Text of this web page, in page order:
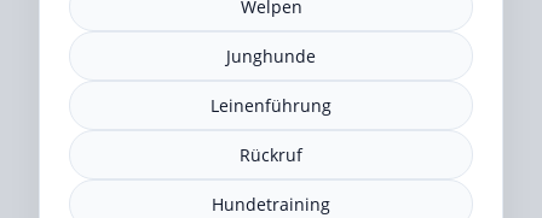
Welpen
Junghunde
Leinenführung
Rückruf
Hundetraining